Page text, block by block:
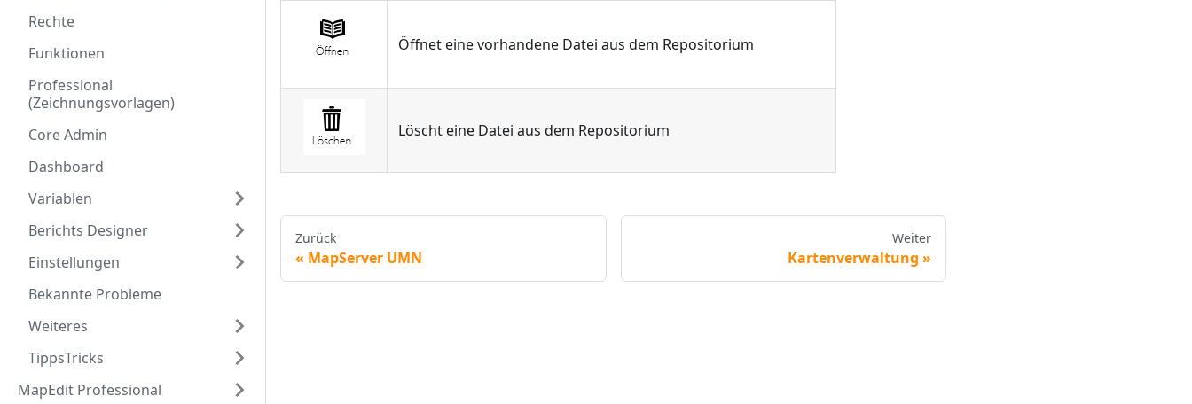
Rechte
Funktionen
Professional
(Zeichnungsvorlagen)
Core Admin
Dashboard
Variablen
Berichts Designer
Einstellungen
Bekannte Probleme
Weiteres
TippsTricks
MapEdit Professional
Öffnet eine vorhandene Datei aus dem Repositorium
Löscht eine Datei aus dem Repositorium
Zurück
MapServer UMN
Weiter
Kartenverwaltung